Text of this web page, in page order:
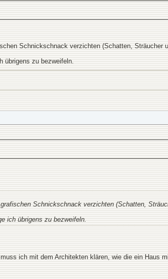
Schnickschnack verzichten (Schatten, Sträucher
übrigens zu bezweifeln.
Schnickschnack verzichten (Schatten,
ich übrigens zu bezweifeln.
ich mit dem Architekten klären, wie die ein Haus